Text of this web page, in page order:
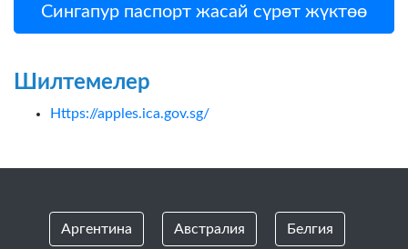
Сингапур паспорт жасай сүрөт жүктөө
Шилтемелер
Https://apples.ica.gov.sg/
Аргентина Австралия Белгия